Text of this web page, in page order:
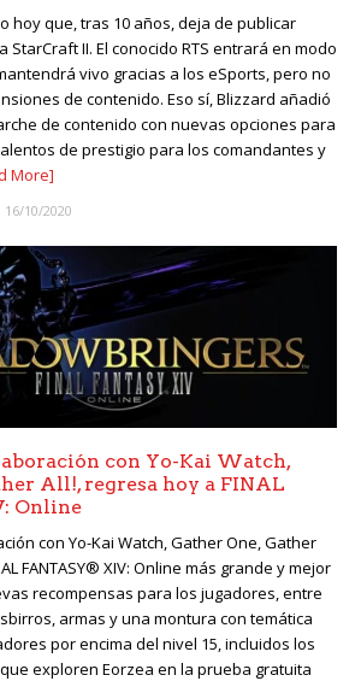
hoy que, tras 10 años, deja de publicar
II. El conocido RTS entrará en modo
vivo gracias a los eSports, pero no
de contenido. Eso sí, Blizzard añadió
de contenido con nuevas opciones para
de prestigio para los comandantes y
More]
16/10/2020
con Yo-Kai Watch,
All!, regresa hoy a FINAL
Online
con Yo-Kai Watch, Gather One, Gather
FANTASY® XIV: Online más grande y mejor
recompensas para los jugadores, entre
armas y una montura con temática
por encima del nivel 15, incluidos los
exploren Eorzea en la prueba gratuita